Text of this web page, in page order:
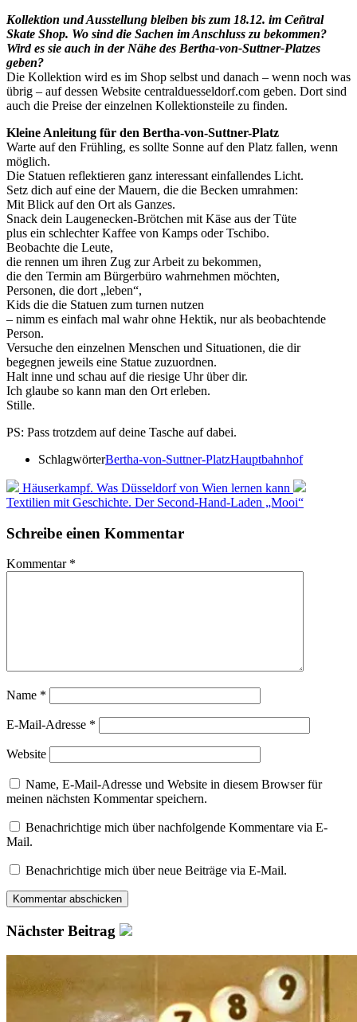
Kollektion und Ausstellung bleiben bis zum 18.12. im Ceñtral
Skate Shop. Wo sind die Sachen im Anschluss zu bekommen?
Wird es sie auch in der Nähe des Bertha-von-Suttner-Platzes
geben?
Die Kollektion wird es im Shop selbst und danach – wenn noch was
übrig – auf dessen Website centralduesseldorf.com geben. Dort sind
auch die Preise der einzelnen Kollektionsteile zu finden.
Kleine Anleitung für den Bertha-von-Suttner-Platz
Warte auf den Frühling, es sollte Sonne auf den Platz fallen, wenn
möglich.
Die Statuen reflektieren ganz interessant einfallendes Licht.
Setz dich auf eine der Mauern, die die Becken umrahmen:
Mit Blick auf den Ort als Ganzes.
Snack dein Laugenecken-Brötchen mit Käse aus der Tüte
plus ein schlechter Kaffee von Kamps oder Tschibo.
Beobachte die Leute,
die rennen um ihren Zug zur Arbeit zu bekommen,
die den Termin am Bürgerbüro wahrnehmen möchten,
Personen, die dort „leben“,
Kids die die Statuen zum turnen nutzen
– nimm es einfach mal wahr ohne Hektik, nur als beobachtende
Person.
Versuche den einzelnen Menschen und Situationen, die dir
begegnen jeweils eine Statue zuzuordnen.
Halt inne und schau auf die riesige Uhr über dir.
Ich glaube so kann man den Ort erleben.
Stille.
PS: Pass trotzdem auf deine Tasche auf dabei.
SchlagwörterBertha-von-Suttner-PlatzHauptbahnhof
Häuserkampf. Was Düsseldorf von Wien lernen kann
Textilien mit Geschichte. Der Second-Hand-Laden „Mooi“
Schreibe einen Kommentar
Kommentar *
Name *
E-Mail-Adresse *
Website
Name, E-Mail-Adresse und Website in diesem Browser für
meinen nächsten Kommentar speichern.
Benachrichtige mich über nachfolgende Kommentare via E-
Mail.
Benachrichtige mich über neue Beiträge via E-Mail.
Nächster Beitrag